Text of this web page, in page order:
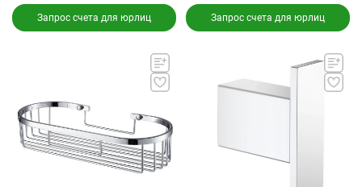
Запрос счета для юрлиц Запрос счета для юрлиц